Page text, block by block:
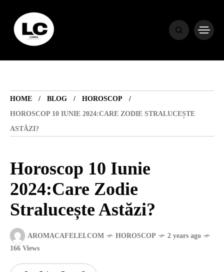
HOME BLOG
HOROSCOP
HOROSCOP 10 IUNIE 2024:CARE ZODIE STRALUCEȘTE
ASTĂZI?
Horoscop 10 Iunie
2024:Care Zodie
Stralucește Astăzi?
AROMACAFELEI.COM HOROSCOP
2 years ago
166 Views
HOME
BLOG
HOROSCOP
ENGLISH
CONTENT
TRAVEL
SANATATE